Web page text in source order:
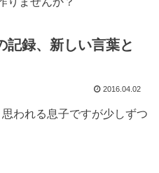
記録、新しい言葉と
2016.04.02
われる息子ですが少しずつ